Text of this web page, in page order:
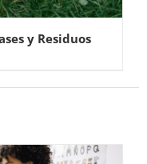
y Residuos